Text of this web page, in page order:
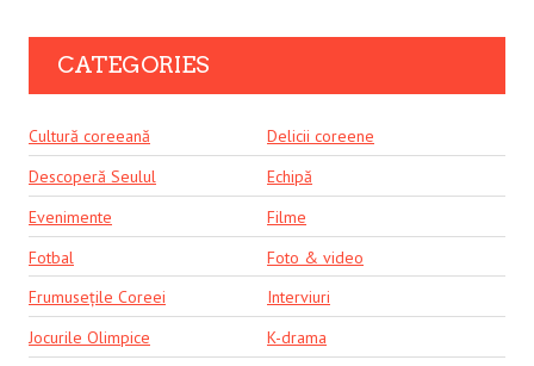
CATEGORIES
Cultură coreeană
Delicii coreene
Descoperă Seulul
Echipă
Evenimente
Filme
Fotbal
Foto & video
Frumusețile Coreei
Interviuri
Jocurile Olimpice
K-drama